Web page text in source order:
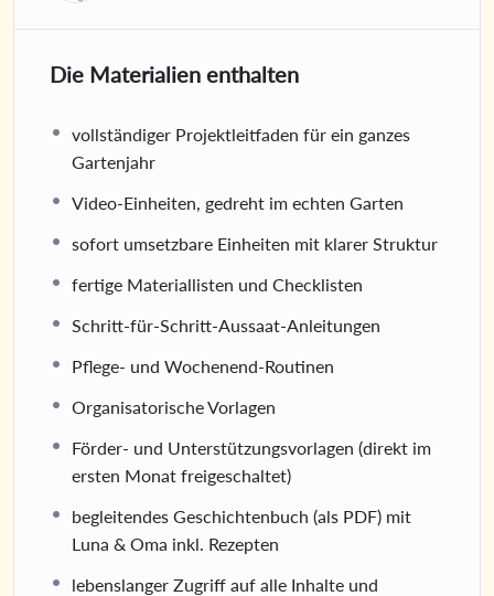
Die Materialien enthalten
vollständiger Projektleitfaden für ein ganzes
Gartenjahr
Video-Einheiten, gedreht im echten Garten
sofort umsetzbare Einheiten mit klarer Struktur
fertige Materiallisten und Checklisten
Schritt-für-Schritt-Aussaat-Anleitungen
Pflege- und Wochenend-Routinen
Organisatorische Vorlagen
Förder- und Unterstützungsvorlagen (direkt im
ersten Monat freigeschaltet)
begleitendes Geschichtenbuch (als PDF) mit
Luna & Oma inkl. Rezepten
lebenslanger Zugriff auf alle Inhalte und